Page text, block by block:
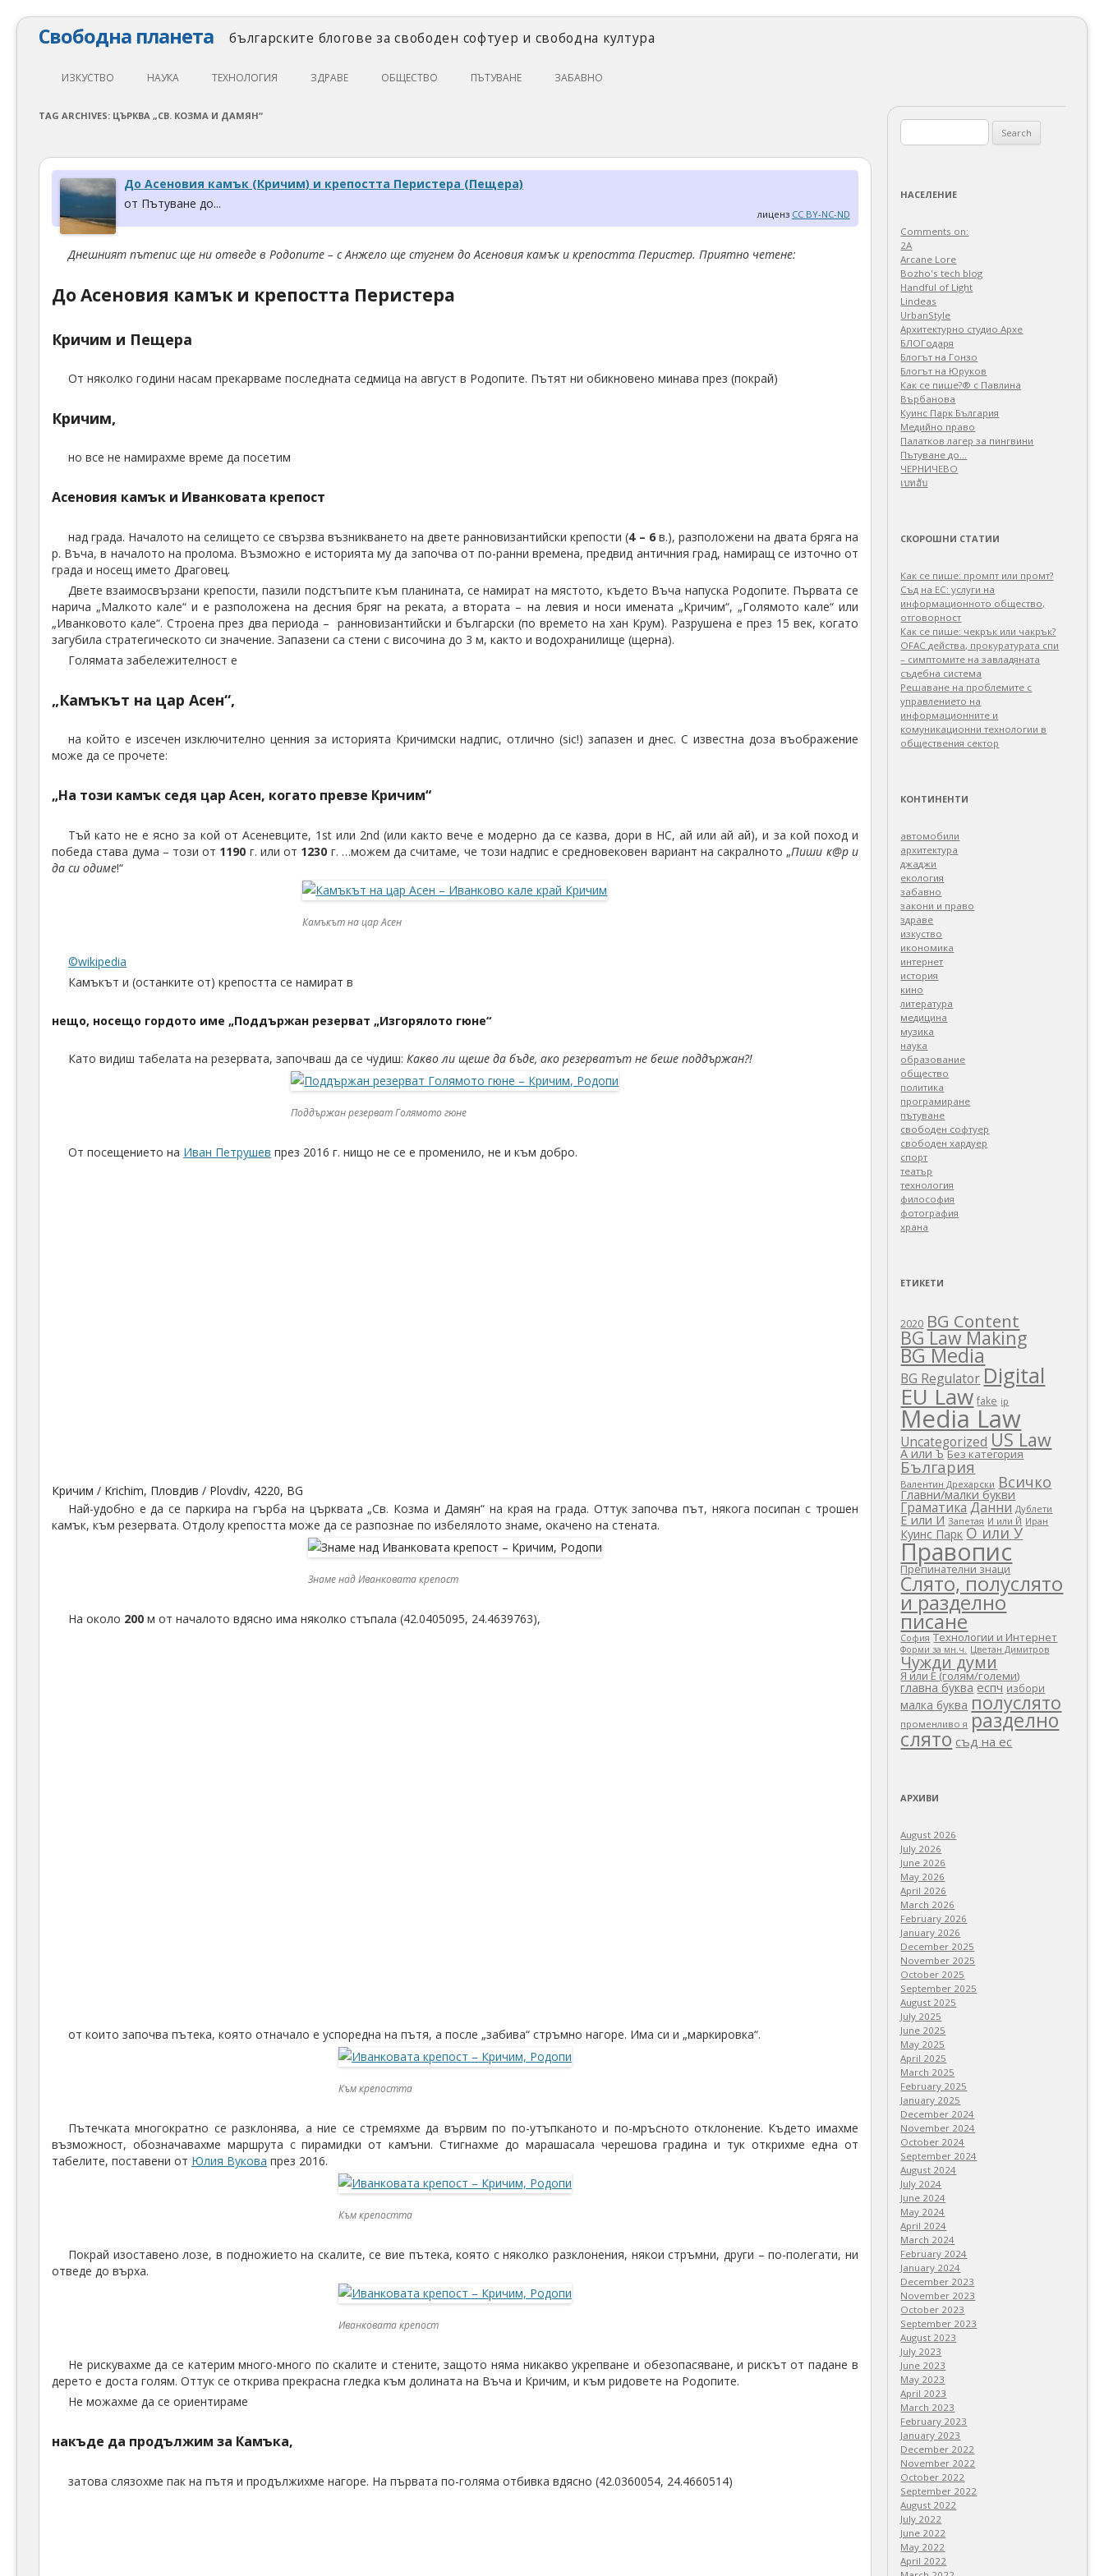
Свободна планета българските блогове за свободен софтуер и свободна култура
Skip
to
ИЗКУСТВО
КИНО
МУЗИКА
ФОТОГРАФИЯ
НАУКА
ФИЗИКА
ОБРАЗОВАНИЕ
ТЕХНОЛОГИЯ
СВОБОДЕН ХАРДУЕР
ДЖАДЖИ
ЗДРАВЕ ОБЩЕСТВО
ЦИФРОВИ ПРАВА
ПЪТУВАНЕ ЗАБАВНО
TAG ARCHIVES: ЦЪРКВА „СВ. КОЗМА И ДАМЯН“
До Асеновия камък (Кричим) и крепостта Перистера (Пещера)
от Пътуване до...
лиценз CC BY-NC-ND
Днешният пътепис ще ни отведе в Родопите – с Анжело ще стугнем до Асеновия камък и крепостта Перистер. Приятно четене:
До Асеновия камък и крепостта Перистера
Кричим и Пещера
От няколко години насам прекарваме последната седмица на август в Родопите. Пътят ни обикновено минава през (покрай)
Кричим,
но все не намирахме време да посетим
Асеновия камък и Иванковата крепост
над града. Началото на селището се свързва възникването на двете ранновизантийски крепости (4 – 6в.), разположени на двата бряга на
р. Въча, в началото на пролома. Възможно е историята му да започва от по-ранни времена, предвид античния град, намиращ се източно от
града и носещ името Драговец.
Двете взаимосвързани крепости, пазили подстъпите към планината, се намират на мястото, където Въча напуска Родопите. Първата се
нарича „Малкото кале“ и е разположена на десния бряг на реката, а втората – на левия и носи имената „Кричим“, „Голямото кале“ или
„Иванковото кале“. Строена през два периода – ранновизантийски и български (по времето на хан Крум). Разрушена е през 15 век, когато
загубила стратегическото си значение. Запазени са стени с височина до 3 м, както и водохранилище (щерна).
Голямата забележителност е
„Камъкът на цар Асен“,
на който е изсечен изключително ценния за историята Кричимски надпис, отлично (sic!) запазен и днес. С известна доза въображение
може да се прочете:
„На този камък седя цар Асен, когато превзе Кричим“
Тъй като не е ясно за кой от Асеневците, 1st или 2nd (или както вече е модерно да се казва, дори в НС, ай или ай ай), и за кой поход и
победа става дума – този от 1190 г. или от 1230 г. …можем да считаме, че този надпис е средновековен вариант на сакралното „Пиши к@р и
да си одиме!“
Камъкът на цар Асен
©wikipedia
Камъкът и (останките от) крепостта се намират в
нещо, носещо гордото име „Поддържан резерват „Изгорялото гюне“
Като видиш табелата на резервата, започваш да се чудиш:Какво ли щеше да бъде, ако резерватът не беше поддържан?!
Поддържан резерват Голямото гюне
От посещението на Иван Петрушев през 2016 г. нищо не се е променило, не и към добро.
Кричим / Krichim, Пловдив / Plovdiv, 4220, BG
Най-удобно е да се паркира на гърба на църквата „Св. Козма и Дамян“ на края на града. Оттук започва път, някога посипан с трошен
камък, към резервата. Отдолу крепостта може да се разпознае по избелялото знаме, окачено на стената.
Знаме над Иванковата крепост
На около 200м от началото вдясно има няколко стъпала (42.0405095, 24.4639763),
от които започва пътека, която отначало е успоредна на пътя, а после „забива“ стръмно нагоре. Има си и „маркировка“.
Към крепостта
Пътечката многократно се разклонява, а ние се стремяхме да вървим по по-утъпканото и по-мръсното отклонение. Където имахме
възможност, обозначавахме маршрута с пирамидки от камъни. Стигнахме до марашасала черешова градина и тук открихме една от
табелите, поставени от Юлия Вукова през 2016.
Към крепостта
Покрай изоставено лозе, в подножието на скалите, се вие пътека, която с няколко разклонения, някои стръмни, други – по-полегати, ни
отведе до върха.
Иванковата крепост
Не рискувахме да се катерим много-много по скалите и стените, защото няма никакво укрепване и обезопасяване, и рискът от падане в
дерето е доста голям. Оттук се открива прекрасна гледка към долината на Въча и Кричим, и към ридовете на Родопите.
Не можахме да се ориентираме
накъде да продължим за Камъка,
затова слязохме пак на пътя и продължихме нагоре. На първата по-голяма отбивка вдясно (42.0360054, 24.4660514)
for:
НАСЕЛЕНИЕ
Comments on:
2A
Arcane Lore
Bozho's tech blog
Handful of Light
Lindeas
UrbanStyle
Архитектурно студио Архе
БЛОГодаря
Блогът на Гонзо
Блогът на Юруков
Как се пише?® с Павлина
Върбанова
Куинс Парк България
Медийно право
Палатков лагер зa пингвини
Пътуване до…
ЧЕРНИЧЕВО
เบทฮับ
СКОРОШНИ СТАТИИ
Как се пише: промпт или промт?
Съд на ЕС: услуги на
информационното общество,
отговорност
Как се пише: чекрък или чакрък?
OFAC действа, прокуратурата спи
– симптомите на завладяната
съдебна система
Решаване на проблемите с
управлението на
информационните и
комуникационни технологии в
обществения сектор
КОНТИНЕНТИ
автомобили
архитектура
джаджи
екология
забавно
закони и право
здраве
изкуство
икономика
интернет
история
кино
литература
медицина
музика
наука
образование
общество
политика
програмиране
пътуване
свободен софтуер
свободен хардуер
спорт
театър
технология
философия
фотография
храна
ЕТИКЕТИ
2020 BG Content
BG Law Making
BG Media
BG Regulator Digital
EU Law fake ip
Media Law
Uncategorized US Law
А или Ъ Без категория
България
Валентин Дрехарски Всичко
Главни/малки букви
Граматика Данни Дублети
Е или И Запетая И или Й Иран
Куинс Парк О или У
Правопис
Препинателни знаци
Слято, полуслято
и разделно
писане
София Технологии и Интернет
Форми за мн.ч. Цветан Димитров
Чужди думи
Я или Е (голям/големи)
главна буква еспч избори
малка буква полуслято
променливо я разделно
слято съд на ес
АРХИВИ
August 2026
July 2026
June 2026
May 2026
April 2026
March 2026
February 2026
January 2026
December 2025
November 2025
October 2025
September 2025
August 2025
July 2025
June 2025
May 2025
April 2025
March 2025
February 2025
January 2025
December 2024
November 2024
October 2024
September 2024
August 2024
July 2024
June 2024
May 2024
April 2024
March 2024
February 2024
January 2024
December 2023
November 2023
October 2023
September 2023
August 2023
July 2023
June 2023
May 2023
April 2023
March 2023
February 2023
January 2023
December 2022
November 2022
October 2022
September 2022
August 2022
July 2022
June 2022
May 2022
April 2022